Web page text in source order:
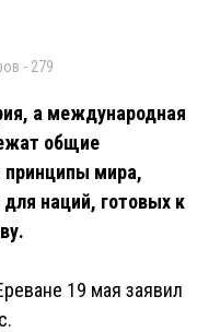
- 279
а международная
общие
принципы мира,
наций, готовых к
19 мая заявил